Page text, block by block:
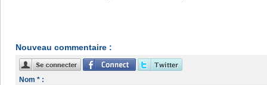
Nouveau commentaire :
Nom * :